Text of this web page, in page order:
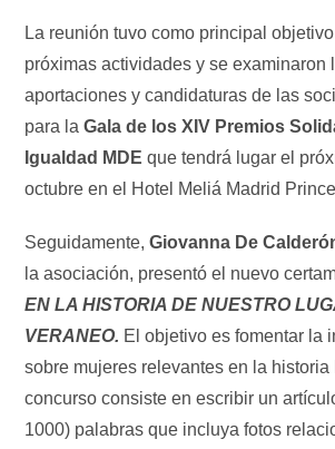
La reunión tuvo como principal
próximas actividades y se examinaron
aportaciones y candidaturas de las
para laGala de los XIV Premios
Igualdad MDE que tendrá lugar el
octubre en el Hotel Meliá Madrid
Seguidamente, Giovanna De
la asociación, presentó el nuevo
EN LA HISTORIA DE NUESTRO
VERANEO. El objetivo es fomentar la
sobre mujeres relevantes en la historia
concurso consiste en escribir un
1000) palabras que incluya fotos